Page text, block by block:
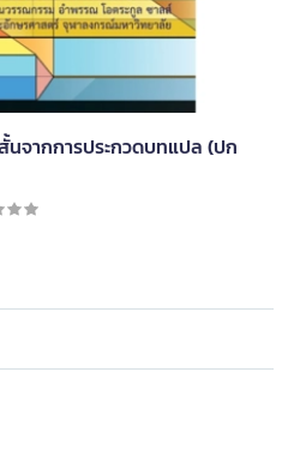
นจากการประกวดบทแปล (ปก